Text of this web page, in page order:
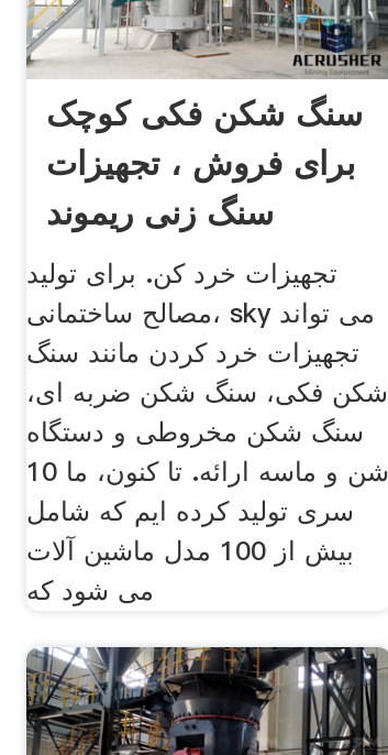
سنگ شکن فکی کوچک
برای فروش ، تجهیزات
سنگ زنی ریموند
تجهیزات خرد کن. برای تولید
مصالح ساختمانی، sky می تواند
تجهیزات خرد کردن مانند سنگ
شکن فکی، سنگ شکن ضربه ای،
سنگ شکن مخروطی و دستگاه
شن و ماسه ارائه. تا کنون، ما 10
سری تولید کرده ایم که شامل
بیش از 100 مدل ماشین آلات
می شود که